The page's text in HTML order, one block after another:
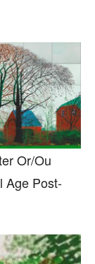
Or/Ou
Age Post-